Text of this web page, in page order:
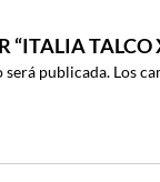
“ITALIA TALCO
publicada. Los